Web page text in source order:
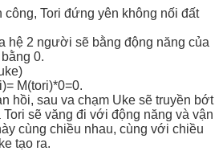
Tori đứng yên không nối đất
hệ 2 người sẽ bằng động năng của
0.
M(tori)*0=0.
hồi, sau va chạm Uke sẽ truyền bớt
sẽ văng đi với động năng và vận
cùng chiều nhau, cùng với chiều
tạo ra.